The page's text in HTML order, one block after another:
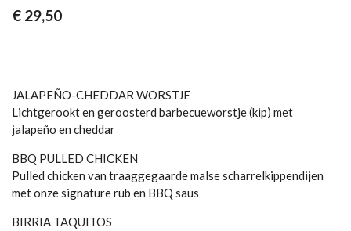
€ 29,50
JALAPEÑO-CHEDDAR WORSTJE
Lichtgerookt en geroosterd barbecueworstje (kip) met
jalapeño en cheddar
BBQ PULLED CHICKEN
Pulled chicken van traaggegaarde malse scharrelkippendijen
met onze signature rub en BBQ saus
BIRRIA TAQUITOS